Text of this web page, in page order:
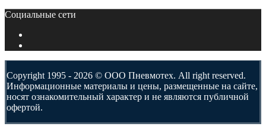
Социальные сети
Copyright 1995 - 2026 © ООО Пневмотех. All right reserved.
Информационные материалы и цены, размещенные на сайте,
носят ознакомительный характер и не являются публичной
офертой.